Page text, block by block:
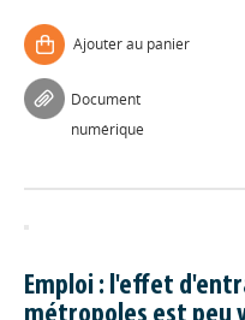
Ajouter au panier
Document
numérique
Emploi : l'effet